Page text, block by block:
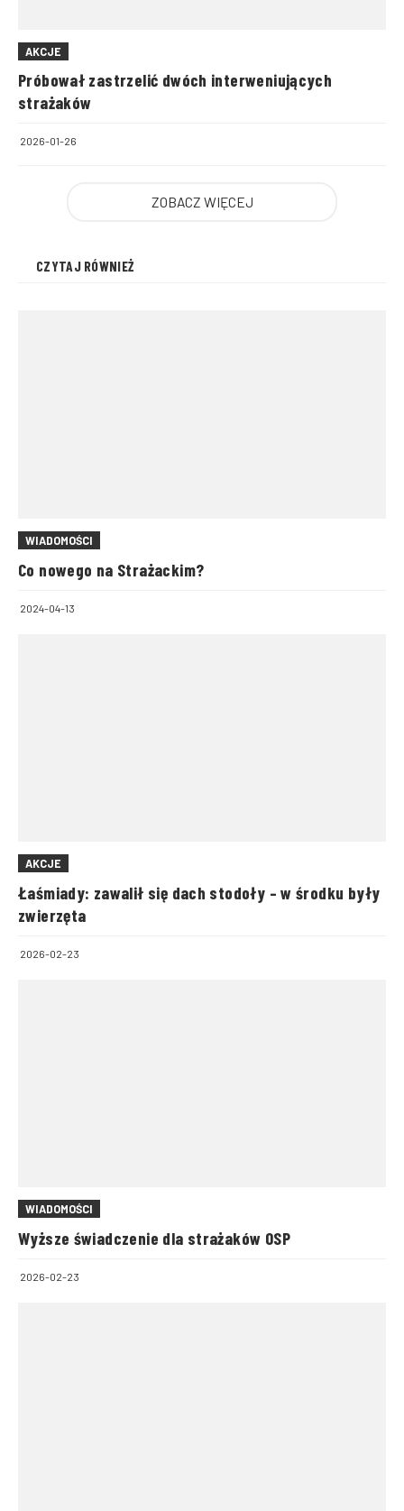
AKCJE
Próbował zastrzelić dwóch interweniujących
strażaków
2026-01-26
ZOBACZ WIĘCEJ
CZYTAJ RÓWNIEŻ
WIADOMOŚCI
Co nowego na Strażackim?
2024-04-13
AKCJE
Łaśmiady: zawalił się dach stodoły – w środku były
zwierzęta
2026-02-23
WIADOMOŚCI
Wyższe świadczenie dla strażaków OSP
2026-02-23